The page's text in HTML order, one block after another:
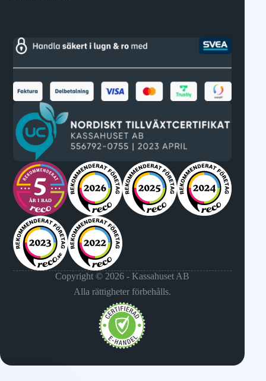
Copyright © 2026 - Kassahuset AB
Alla rättigheter förbehålls.